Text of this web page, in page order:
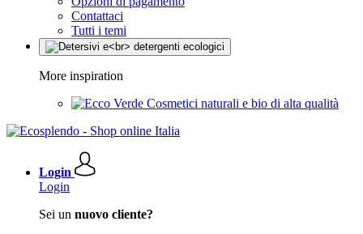
Contattaci
Tutti i temi
More inspiration
Cosmetici naturali e bio di alta qualità
Login
Login
Sei un nuovo cliente?